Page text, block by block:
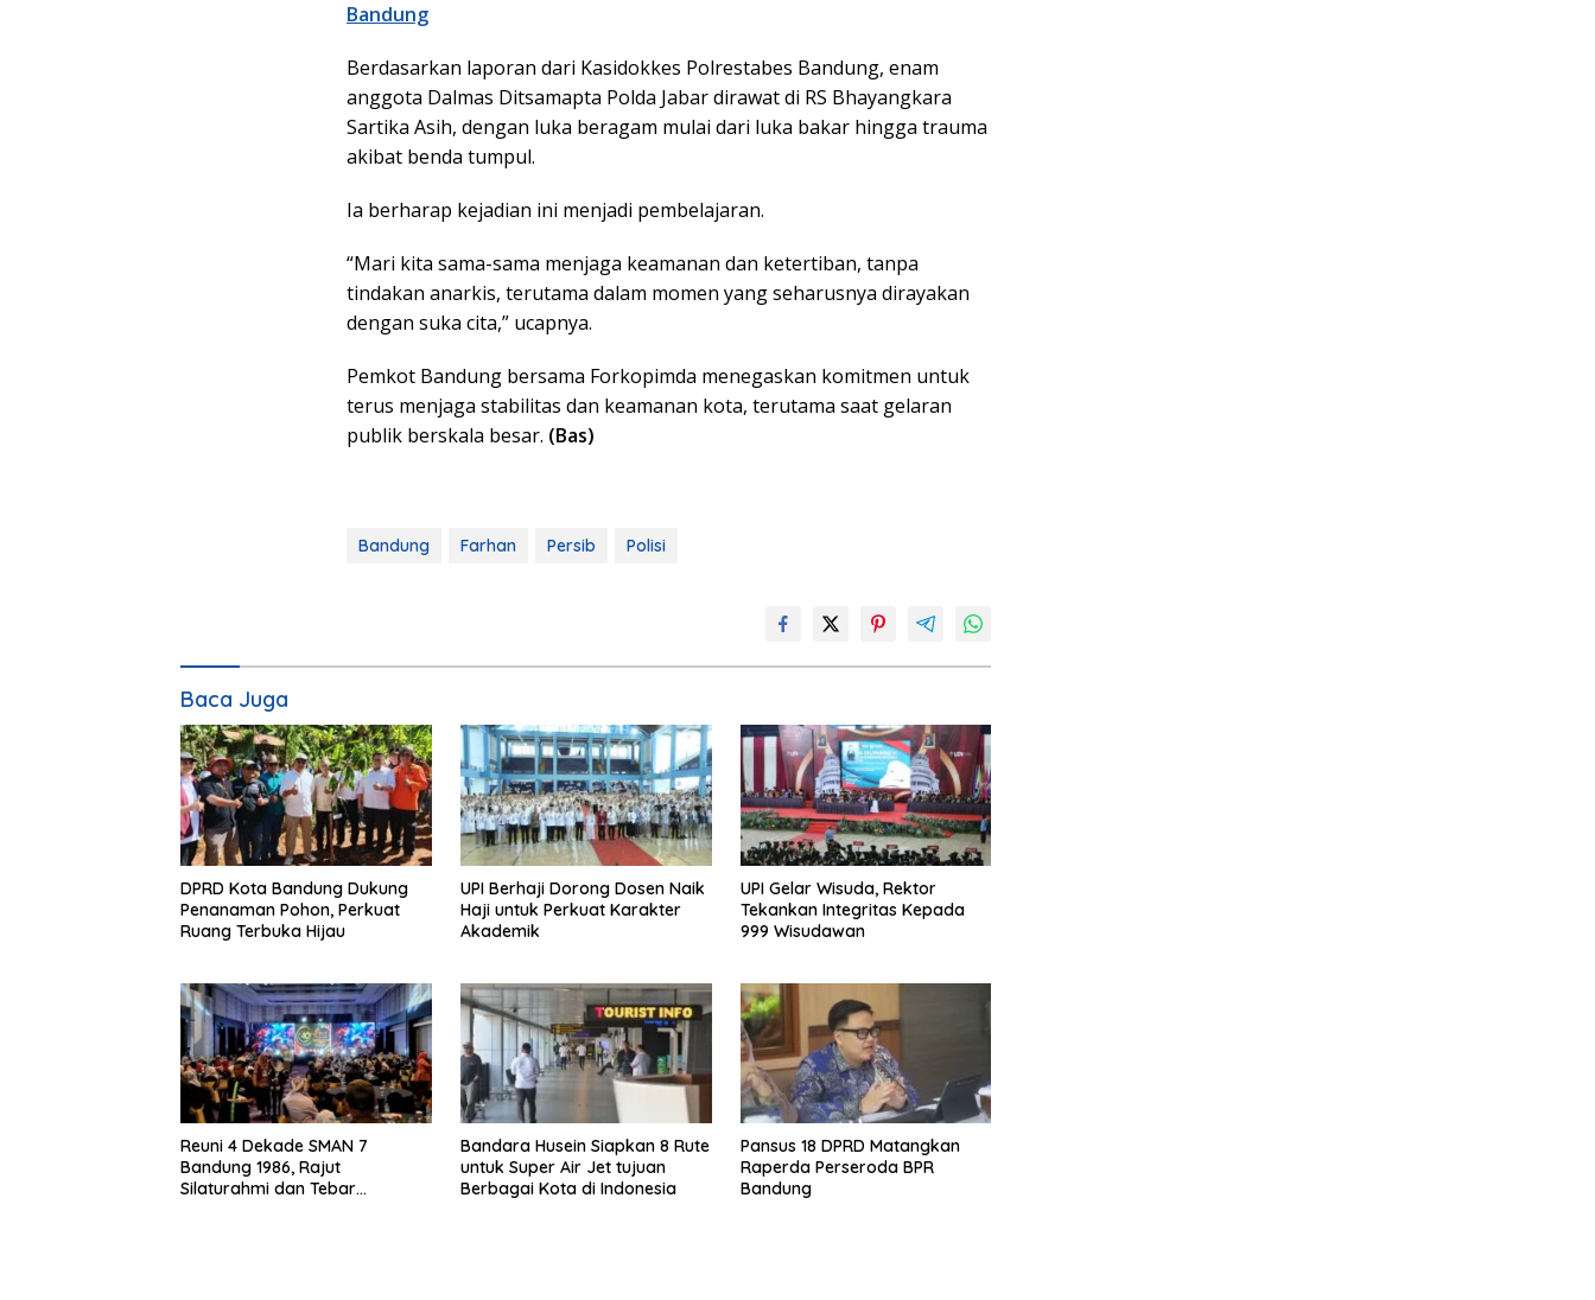
Bandung
Berdasarkan laporan dari Kasidokkes Polrestabes Bandung, enam
anggota Dalmas Ditsamapta Polda Jabar dirawat di RS Bhayangkara
Sartika Asih, dengan luka beragam mulai dari luka bakar hingga trauma
akibat benda tumpul.
Ia berharap kejadian ini menjadi pembelajaran.
“Mari kita sama-sama menjaga keamanan dan ketertiban, tanpa
tindakan anarkis, terutama dalam momen yang seharusnya dirayakan
dengan suka cita,” ucapnya.
Pemkot Bandung bersama Forkopimda menegaskan komitmen untuk
terus menjaga stabilitas dan keamanan kota, terutama saat gelaran
publik berskala besar. (Bas)
Bandung Farhan Persib Polisi
Baca Juga
DPRD Kota Bandung Dukung
Penanaman Pohon, Perkuat
Ruang Terbuka Hijau
UPI Berhaji Dorong Dosen Naik
Haji untuk Perkuat Karakter
Akademik
UPI Gelar Wisuda, Rektor
Tekankan Integritas Kepada
999 Wisudawan
Reuni 4 Dekade SMAN 7
Bandung 1986, Rajut
Silaturahmi dan Tebar
Bandara Husein Siapkan 8 Rute
untuk Super Air Jet tujuan
Berbagai Kota di Indonesia
Pansus 18 DPRD Matangkan
Raperda Perseroda BPR
Bandung